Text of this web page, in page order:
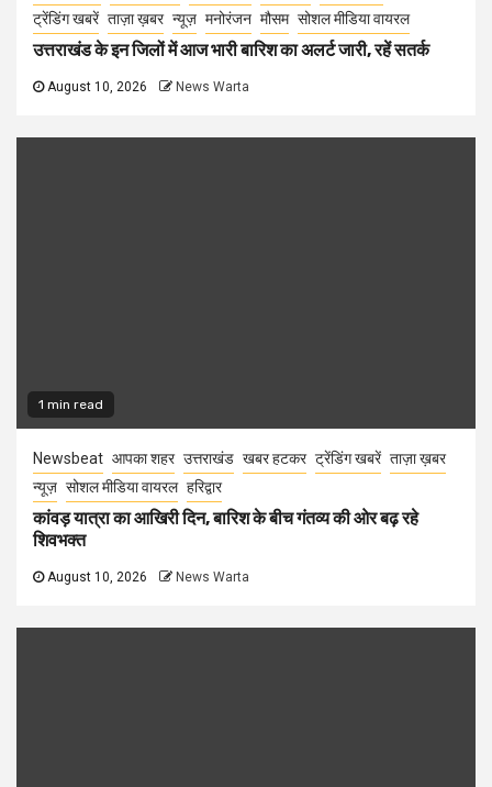
ट्रेंडिंग खबरें ताज़ा ख़बर न्यूज़ मनोरंजन मौसम सोशल मीडिया वायरल
उत्तराखंड के इन जिलों में आज भारी बारिश का अलर्ट जारी, रहें सतर्क
August 10, 2026 News Warta
1 min read
Newsbeat आपका शहर उत्तराखंड खबर हटकर ट्रेंडिंग खबरें ताज़ा ख़बर
न्यूज़ सोशल मीडिया वायरल हरिद्वार
कांवड़ यात्रा का आखिरी दिन, बारिश के बीच गंतव्य की ओर बढ़ रहे
शिवभक्त
August 10, 2026 News Warta